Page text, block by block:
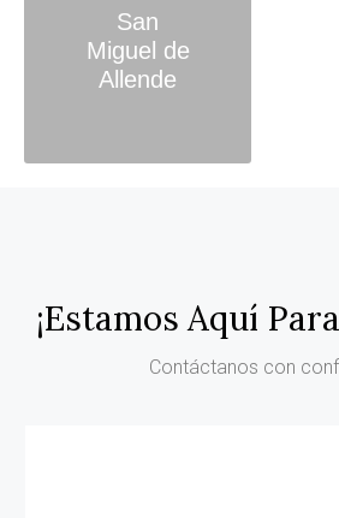
San
Miguel de
Allende
¡Estamos Aquí
Contáctanos con